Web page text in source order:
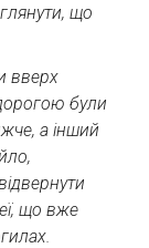
що
вверх
були
а інший
що вже